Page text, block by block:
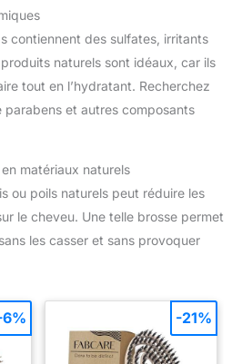
contiennent des sulfates, irritants
naturels sont idéaux, car ils
tout en l’hydratant. Recherchez
et autres composants
matériaux naturels
ou poils naturels peut réduire les
le cheveu. Une telle brosse permet
les casser et sans provoquer
-21%